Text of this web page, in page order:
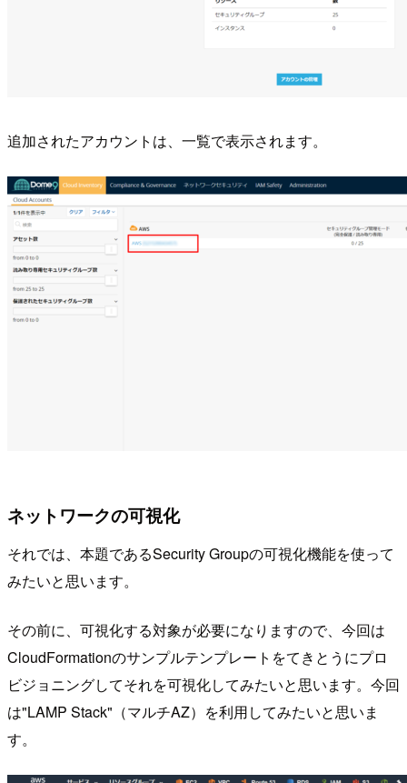
追加されたアカウントは、一覧で表示されます。
ネットワークの可視化
それでは、本題であるSecurity Groupの可視化機能を使って
みたいと思います。
その前に、可視化する対象が必要になりますので、今回は
CloudFormationのサンプルテンプレートをてきとうにプロ
ビジョニングしてそれを可視化してみたいと思います。今回
は"LAMP Stack"（マルチAZ）を利用してみたいと思いま
す。